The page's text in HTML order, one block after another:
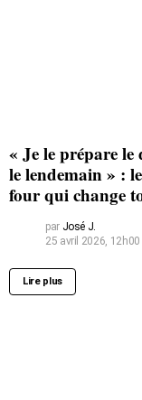
« Je le prépare le
le lendemain » :
four qui change
par José J.
25 avril 2026, 12h00
Lire plus